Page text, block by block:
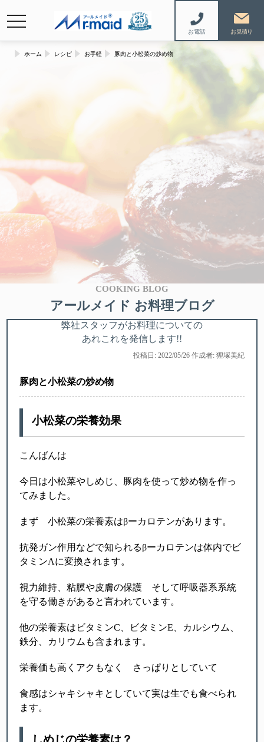
お電話
navigation
COOKING BLOG
アールメイド お料理ブログ
弊社スタッフがお料理についての
あれこれを発信します!!
ホーム レシピ お手軽 豚肉と小松菜の炒め物
投稿日: 2022/05/26 作成者: 狸塚美紀
豚肉と小松菜の炒め物
小松菜の栄養効果
こんばんは
今日は小松菜やしめじ、豚肉を使って炒め物を作っ
てみました。
まず 小松菜の栄養素はβーカロテンがあります。
抗発ガン作用などで知られるβーカロテンは体内でビ
タミンAに変換されます。
視力維持、粘膜や皮膚の保護 そして呼吸器系系統
を守る働きがあると言われています。
他の栄養素はビタミンC、ビタミンE、カルシウム、
鉄分、カリウムも含まれます。
栄養価も高くアクもなく さっぱりとしていて
食感はシャキシャキとしていて実は生でも食べられ
ます。
しめじの栄養素は？